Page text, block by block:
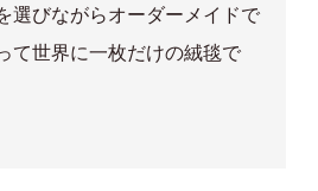
選びながらオーダーメイドで
て世界に一枚だけの絨毯で